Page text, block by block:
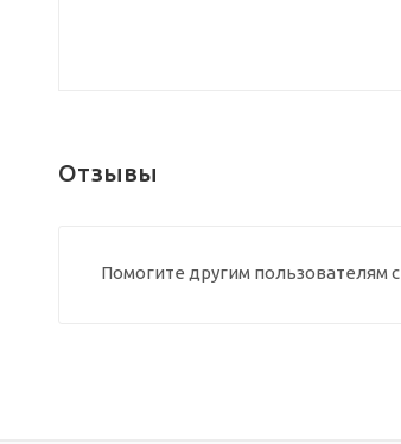
Отзывы
Помогите другим пользователям